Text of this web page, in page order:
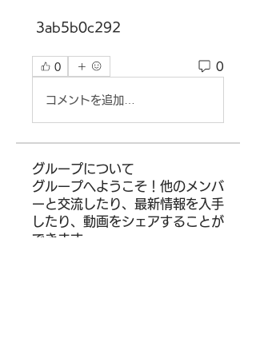
3ab5b0c292
0 0
コメントを追加…
グループについて
グループへようこそ！他のメンバ
ーと交流したり、最新情報を入手
したり、動画をシェアすることが
できます。